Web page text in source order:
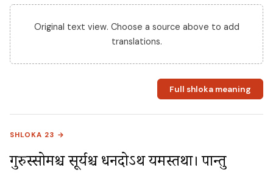
Original text view. Choose a source above to add
translations.
Full shloka meaning
SHLOKA 23 →
गुरुस्सोमश्च सूर्यश्च धनदोऽथ यमस्तथा। पान्तु